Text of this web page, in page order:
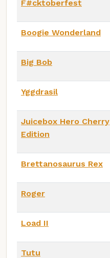
F#cktoberfest
Boogie Wonderland
Big Bob
Yggdrasil
Juicebox Hero Cherry
Edition
Brettanosaurus Rex
Roger
Load II
Tutu